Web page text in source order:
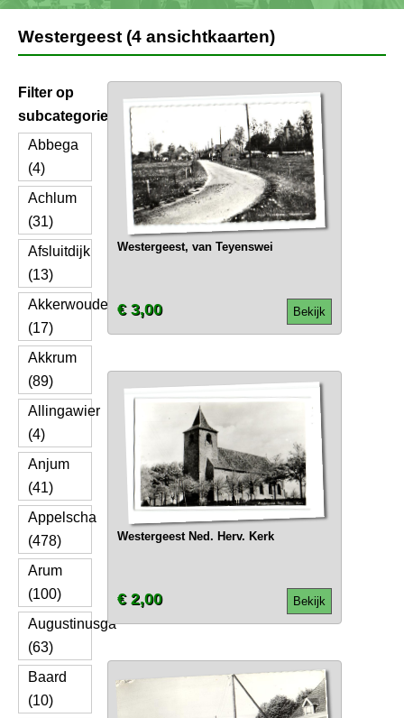
Westergeest (4 ansichtkaarten)
Filter op
subcategorie
Abbega
(4)
Achlum
(31)
Afsluitdijk
(13)
Akkerwoude
(17)
Akkrum
(89)
Allingawier
(4)
Anjum
(41)
Appelscha
(478)
Arum
(100)
Augustinusga
(63)
Baard
(10)
Westergeest, van Teyenswei
Bekijk
€ 3,00
Westergeest Ned. Herv. Kerk
Bekijk
€ 2,00